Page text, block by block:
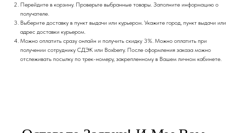
Перейдите в корзину. Проверьте выбранные товары. Заполните информацию о
получателе.
Выберите доставку в пункт выдачи или курьером. Укажите город, пункт выдачи или
адрес доставки курьером.
Можно оплатить сразу онлайн и получить скидку 3%. Можно оплатить при
получении сотруднику СДЭК или Boxberry. После оформления заказа можно
отслеживать посылку по трек-номеру, закрепленному в Вашем личном кабинете.